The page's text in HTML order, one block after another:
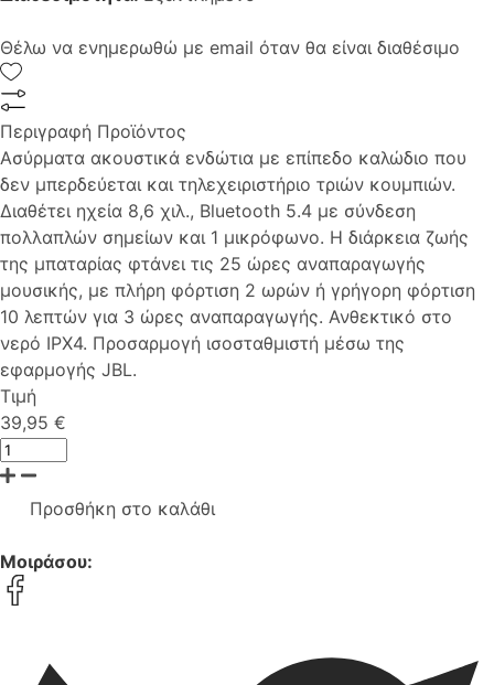
Θέλω να ενημερωθώ με email όταν θα είναι διαθέσιμο
Περιγραφή Προϊόντος
Ασύρματα ακουστικά ενδώτια με επίπεδο καλώδιο που
δεν μπερδεύεται και τηλεχειριστήριο τριών κουμπιών.
Διαθέτει ηχεία 8,6 χιλ., Bluetooth 5.4 με σύνδεση
πολλαπλών σημείων και 1 μικρόφωνο. Η διάρκεια ζωής
της μπαταρίας φτάνει τις 25 ώρες αναπαραγωγής
μουσικής, με πλήρη φόρτιση 2 ωρών ή γρήγορη φόρτιση
10 λεπτών για 3 ώρες αναπαραγωγής. Ανθεκτικό στο
νερό IPX4. Προσαρμογή ισοσταθμιστή μέσω της
εφαρμογής JBL.
Τιμή
39,95 €
Προσθήκη στο καλάθι
Μοιράσου: